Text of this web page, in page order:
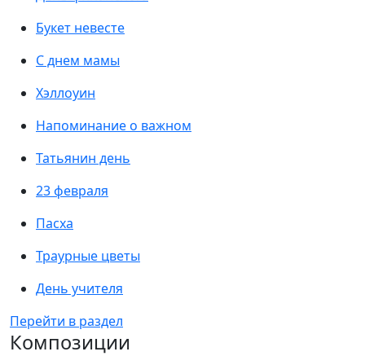
Букет невесте
С днем мамы
Хэллоуин
Напоминание о важном
Татьянин день
23 февраля
Пасха
Траурные цветы
День учителя
Перейти в раздел
Композиции